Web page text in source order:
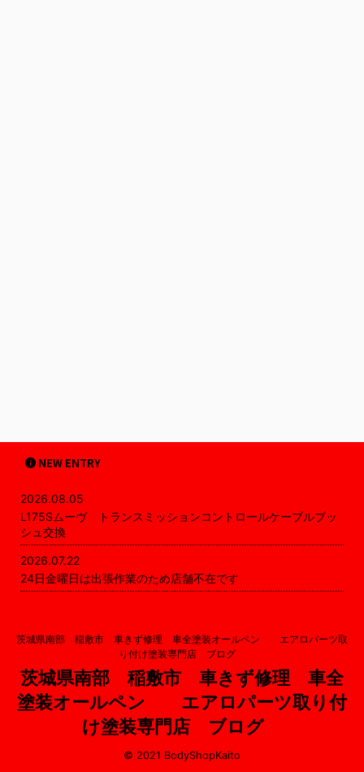
NEW ENTRY
2026.08.05
L175Sムーヴ トランスミッションコントロールケーブルブッ
シュ交換
2026.07.22
24日金曜日は出張作業のため店舗不在です
茨城県南部 稲敷市 車きず修理 車全塗装オールペン エアロパーツ取
り付け塗装専門店 ブログ
茨城県南部 稲敷市 車きず修理 車全
塗装オールペン エアロパーツ取り付
け塗装専門店 ブログ
© 2021 BodyShopKaito